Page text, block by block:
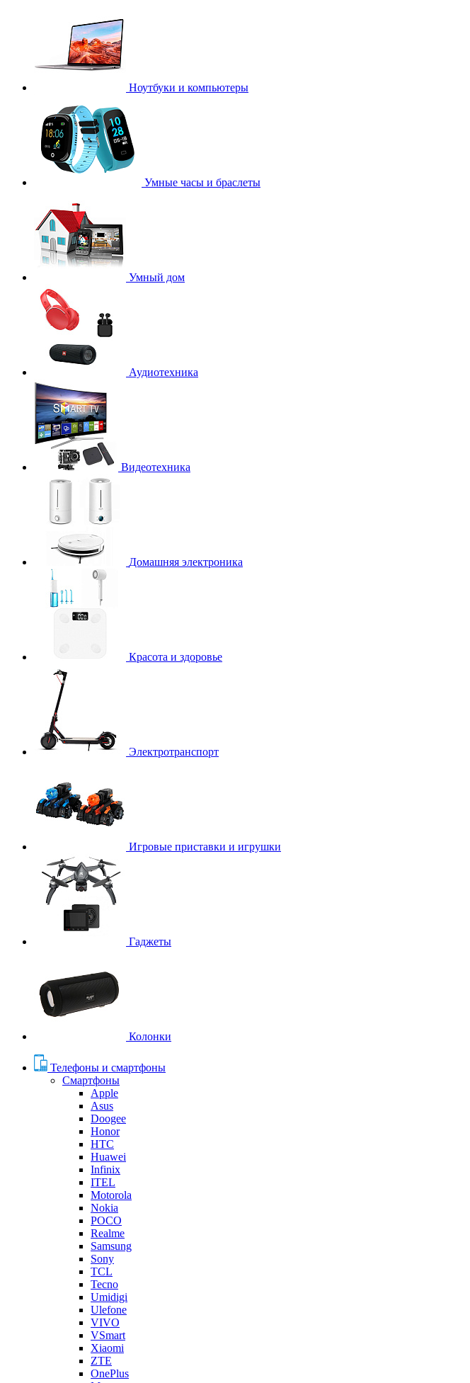
Ноутбуки и компьютеры
Умные часы и браслеты
Умный дом
Аудиотехника
Видеотехника
Домашняя электроника
Красота и здоровье
Электротранспорт
Игровые приставки и игрушки
Гаджеты
Колонки
Телефоны и смартфоны
Смартфоны
Apple
Asus
Doogee
Honor
HTC
Huawei
Infinix
ITEL
Motorola
Nokia
POCO
Realme
Samsung
Sony
TCL
Tecno
Umidigi
Ulefone
VIVO
VSmart
Xiaomi
ZTE
OnePlus